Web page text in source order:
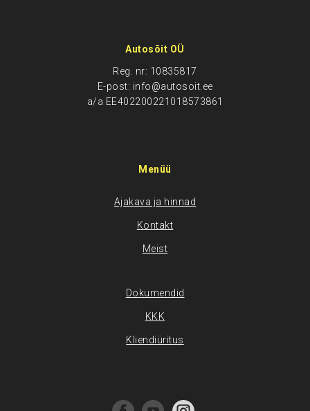
Autosõit OÜ
Reg. nr: 10835817
E-post: info@autosoit.ee
a/a EE402200221018573861
Menüü
Ajakava ja hinnad
Kontakt
Meist
Dokumendid
KKK
Kliendiüritus